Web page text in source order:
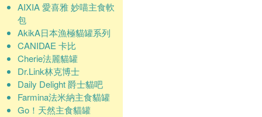
AIXIA 愛喜雅 妙喵主食軟
包
AkikA日本漁極貓罐系列
CANIDAE 卡比
Cherie法麗貓罐
Dr.Link林克博士
Daily Delight 爵士貓吧
Farmina法米納主食貓罐
Go！天然主食貓罐